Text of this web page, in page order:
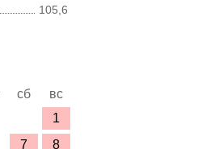
105,6
сб
вс
1
7 8